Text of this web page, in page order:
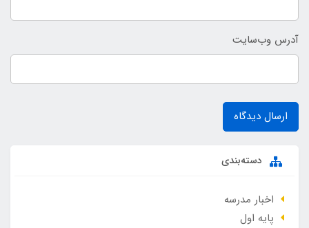
آدرس وب‌سایت
ارسال دیدگاه
دسته‌بندی
اخبار مدرسه
پایه اول